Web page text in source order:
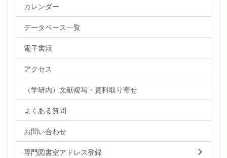
カレンダー
データベース一覧
電子書籍
アクセス
（学研内）文献複写・資料取り寄せ
よくある質問
お問い合わせ
専門図書室アドレス登録